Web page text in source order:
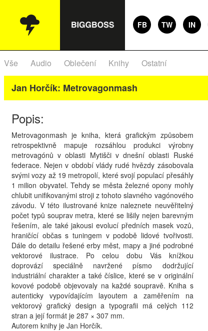
FB TW IN
Vše Audio Oblečení Knihy Ostatní
Jan Horčík: Metrovagonmash
Popis:
Metrovagonmash je kniha, která grafickým způsobem
retrospektivně mapuje rozsáhlou produkci výrobny
metrovagónů v oblasti Mytišči v dnešní oblasti Ruské
federace. Nejen v období vlády rudé hvězdy zásobovala
svými vozy až 19 metropolí, které svojí populací přesáhly
1 milion obyvatel. Tehdy se města železné opony mohly
chlubit unifikovanými stroji z tohoto slavného vagónového
závodu. V této ilustrované knize naleznete neuvěřitelný
počet typů souprav metra, které se lišily nejen barevným
řešením, ale také jakousi evolucí předních masek vozů,
hraničící občas s tuningem v podobě lidové tvořivosti.
Dále do detailu řešené erby měst, mapy a jiné podrobné
vektorové ilustrace. Po celou dobu Vás knížkou
doprovází speciálně navržené písmo dodržující
industriální charakter a také číslice, které se v originální
kovové podobě objevovaly na každé soupravě. Kniha s
autenticky vypovídajícím layoutem a zaměřením na
vektorový grafický design a typografii má celých 112
stran a její formát je 287 × 307 mm.
Autorem knihy je Jan Horčík.